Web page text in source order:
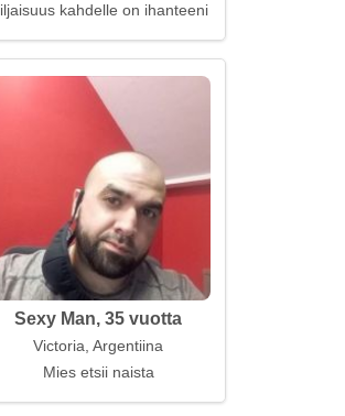
kahdelle on ihanteeni
Sexy Man, 35 vuotta
Victoria, Argentiina
Mies etsii naista